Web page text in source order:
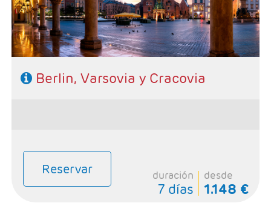
GRANDES VIAJES
VUELO+HOTEL
GRUPOS
BLOG
Berlin, Varsovia y Cracovia
Reservar duración
7 días
desde
1.148 €